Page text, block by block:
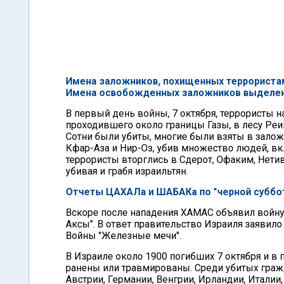
Имена заложников, похищенных
Имена освобожденных заложников
В первый день войны, 7 октября, террористы
проходившего около границы Газы, в лесу
Сотни были убиты, многие были взяты в
Кфар-Аза и Нир-Оз, убив множество людей,
террористы вторглись в Сдерот, Офаким,
убивая и грабя израильтян.
Отчеты ЦАХАЛа и ШАБАКа по "черной
Вскоре после нападения ХАМАС объявил
Аксы". В ответ правительство Израиля
Войны "Железные мечи".
В Израиле около 1900 погибших 7 октября и
ранены или травмированы. Среди убитых
Австрии, Германии, Венгрии, Ирландии,